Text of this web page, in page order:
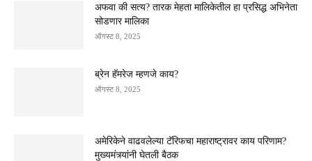
अफवा की सत्य? तारक मेहता मालिकेतील हा प्रसिद्ध अभिनेता
सोडणार मालिका
ऑगस्ट 8, 2025
ब्रेन हॅमरेज म्हणजे काय?
ऑगस्ट 8, 2025
अमेरिकेने वाढवलेल्या टॅरिफचा महाराष्ट्रावर काय परिणाम?
मुख्यमंत्र्यांनी घेतली बैठक